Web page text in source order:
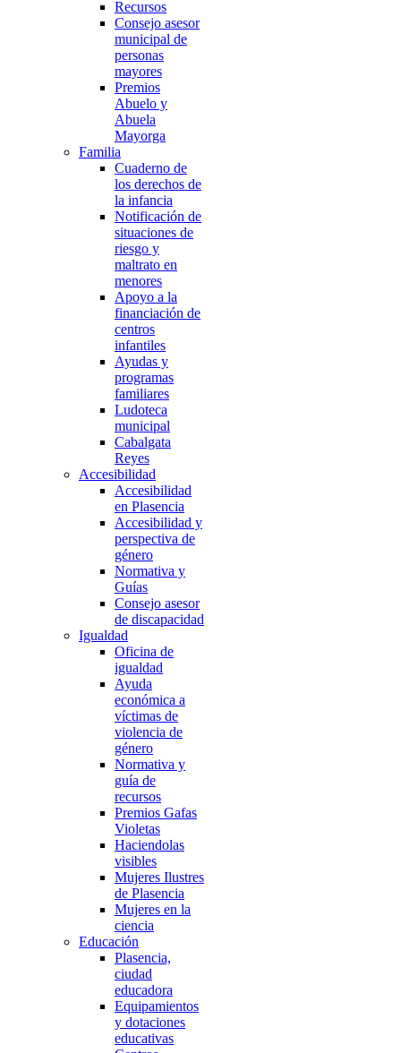
Recursos
Consejo asesor
municipal de
personas
mayores
Premios
Abuelo y
Abuela
Mayorga
Familia
Cuaderno de
los derechos de
la infancia
Notificación de
situaciones de
riesgo y
maltrato en
menores
Apoyo a la
financiación de
centros
infantiles
Ayudas y
programas
familiares
Ludoteca
municipal
Cabalgata
Reyes
Accesibilidad
Accesibilidad
en Plasencia
Accesibilidad y
perspectiva de
género
Normativa y
Guías
Consejo asesor
de discapacidad
Igualdad
Oficina de
igualdad
Ayuda
económica a
víctimas de
violencia de
género
Normativa y
guía de
recursos
Premios Gafas
Violetas
Haciendolas
visibles
Mujeres Ilustres
de Plasencia
Mujeres en la
ciencia
Educación
Plasencia,
ciudad
educadora
Equipamientos
y dotaciones
educativas